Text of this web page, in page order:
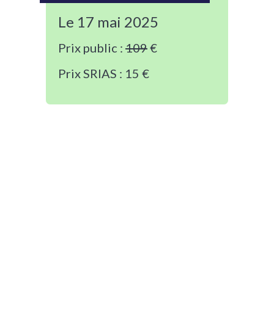
Le 17 mai 2025
Prix public : 109€
Prix SRIAS : 15 €